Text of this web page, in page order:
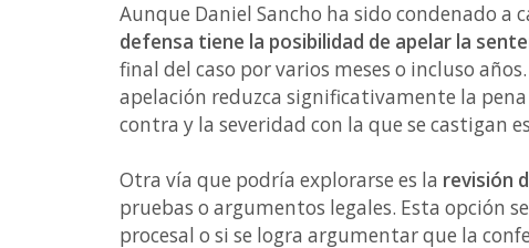
Aunque Daniel Sancho ha sido condenado a
defensa tiene la posibilidad de apelar la
final del caso por varios meses o incluso
apelación reduzca significativamente la
contra y la severidad con la que se castigan
Otra vía que podría explorarse es la revisión
pruebas o argumentos legales. Esta opción
procesal o si se logra argumentar que la